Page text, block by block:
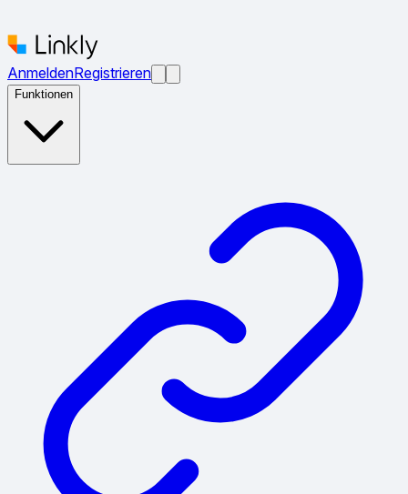
AnmeldenRegistrieren
Funktionen